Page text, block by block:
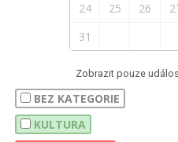
24
25 26
31
Zobrazit pouze
BEZ KATEGORIE
KULTURA